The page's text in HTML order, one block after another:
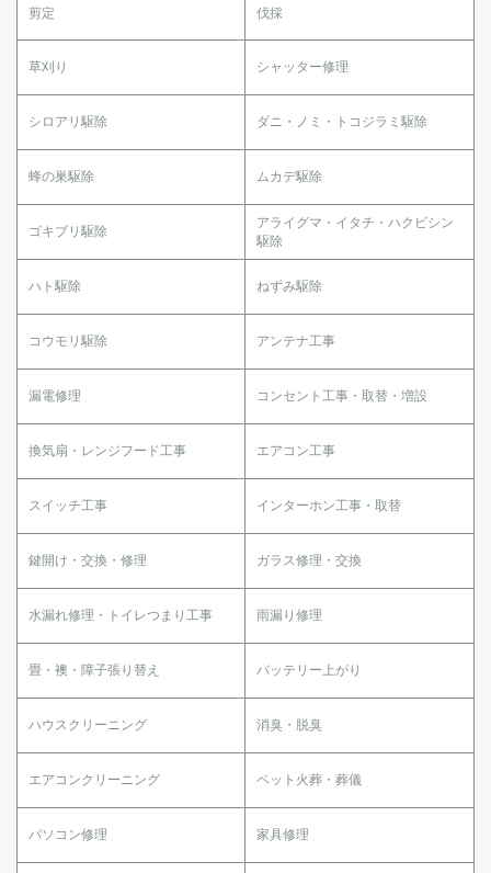
剪定 伐採
草刈り シャッター修理
シロアリ駆除 ダニ・ノミ・トコジラミ駆除
蜂の巣駆除 ムカデ駆除
ゴキブリ駆除
アライグマ・イタチ・ハクビシン
駆除
ハト駆除 ねずみ駆除
コウモリ駆除 アンテナ工事
漏電修理 コンセント工事・取替・増設
換気扇・レンジフード工事 エアコン工事
スイッチ工事 インターホン工事・取替
鍵開け・交換・修理 ガラス修理・交換
水漏れ修理・トイレつまり工事 雨漏り修理
畳・襖・障子張り替え バッテリー上がり
ハウスクリーニング 消臭・脱臭
エアコンクリーニング ペット火葬・葬儀
パソコン修理 家具修理